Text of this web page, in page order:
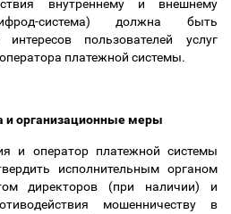
внутреннему и внешнему
система) должна быть
пользователей услуг
платежной системы.
и организационные меры
и оператор платежной системы
исполнительным органом
директоров (при наличии) и
мошенничеству в